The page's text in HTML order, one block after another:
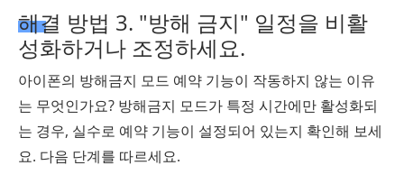
해결 방법 3. "방해 금지" 일정을 비활
성화하거나 조정하세요.
아이폰의 방해금지 모드 예약 기능이 작동하지 않는 이유
는 무엇인가요? 방해금지 모드가 특정 시간에만 활성화되
는 경우, 실수로 예약 기능이 설정되어 있는지 확인해 보세
요. 다음 단계를 따르세요.